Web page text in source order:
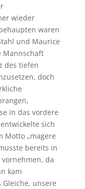
wieder
waren
und Maurice
Mannschaft
des tiefen
doch
in das vordere
sich
Motto „magere
bereits in
da
kam
Gleiche, unsere